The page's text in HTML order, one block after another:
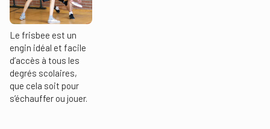
Le frisbee est un
engin idéal et facile
d’accès à tous les
degrés scolaires,
que cela soit pour
s’échauffer ou jouer.